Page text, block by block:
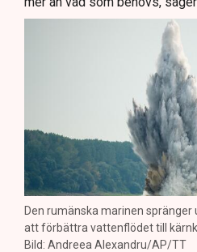
Den rumänska marinen
att förbättra vattenflödet till
Bild: Andreea Alexandru/AP/TT